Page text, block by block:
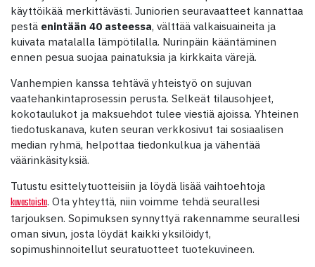
käyttöikää merkittävästi. Juniorien seuravaatteet kannattaa
pestä enintään 40 asteessa, välttää valkaisuaineita ja
kuivata matalalla lämpötilalla. Nurinpäin kääntäminen
ennen pesua suojaa painatuksia ja kirkkaita värejä.
Vanhempien kanssa tehtävä yhteistyö on sujuvan
vaatehankintaprosessin perusta. Selkeät tilausohjeet,
kokotaulukot ja maksuehdot tulee viestiä ajoissa. Yhteinen
tiedotuskanava, kuten seuran verkkosivut tai sosiaalisen
median ryhmä, helpottaa tiedonkulkua ja vähentää
väärinkäsityksiä.
Tutustu esittelytuotteisiin ja löydä lisää vaihtoehtoja
kuvastoista. Ota yhteyttä, niin voimme tehdä seurallesi
tarjouksen. Sopimuksen synnyttyä rakennamme seurallesi
oman sivun, josta löydät kaikki yksilöidyt,
sopimushinnoitellut seuratuotteet tuotekuvineen.